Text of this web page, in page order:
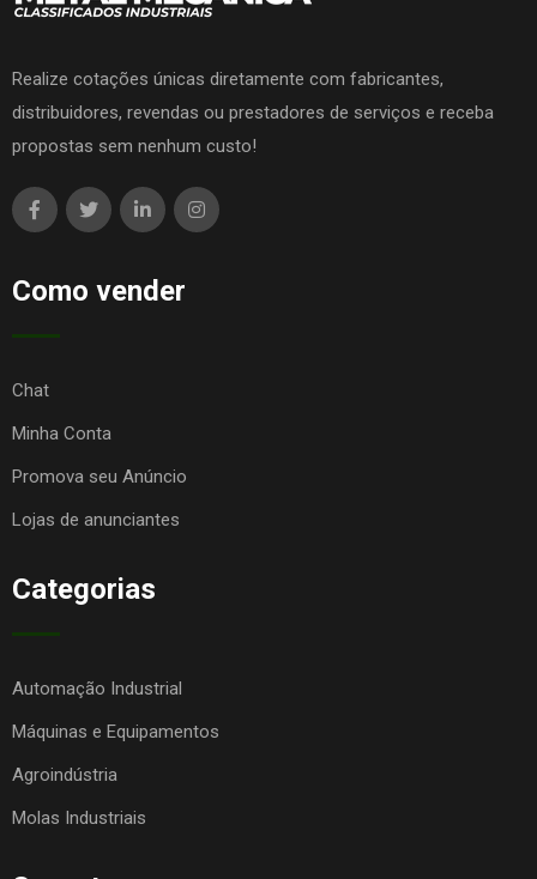
Realize cotações únicas diretamente com fabricantes,
distribuidores, revendas ou prestadores de serviços e receba
propostas sem nenhum custo!
Como vender
Chat
Minha Conta
Promova seu Anúncio
Lojas de anunciantes
Categorias
Automação Industrial
Máquinas e Equipamentos
Agroindústria
Molas Industriais